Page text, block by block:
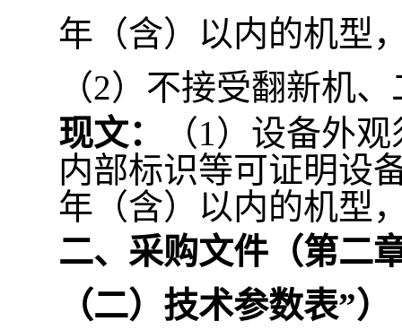
年（含）以内的机型
（2）不接受翻新机
现文：
（1）设备外
内部标识等可证明设
年（含）以内的机型
二、采购文件（第二
（二）技术参数表”）